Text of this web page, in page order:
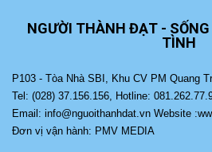
NGƯỜI THÀNH ĐẠT -
TÌNH
P103 - Tòa Nhà SBI, Khu CV PM Quang
Tel: (028) 37.156.156, Hotline:
Email: info@nguoithanhdat.vn Website
Đơn vị vận hành: PMV MEDIA